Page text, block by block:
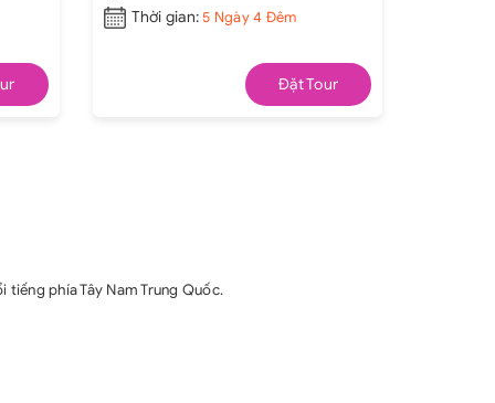
Thời gian:5 Ngày 4 Đêm
Đặt Tour
phía Tây Nam Trung Quốc.